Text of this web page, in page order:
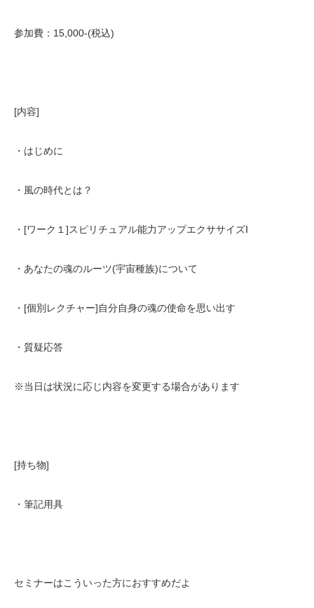
参加費：15,000-(税込)
[内容]
・はじめに
・風の時代とは？
・[ワーク１]スピリチュアル能力アップエクササイズⅠ
・あなたの魂のルーツ(宇宙種族)について
・[個別レクチャー]自分自身の魂の使命を思い出す
・質疑応答
※当日は状況に応じ内容を変更する場合があります
[持ち物]
・筆記用具
セミナーはこういった方におすすめだよ